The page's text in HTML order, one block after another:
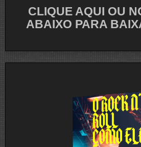
CLIQUE AQUI OU
ABAIXO PARA